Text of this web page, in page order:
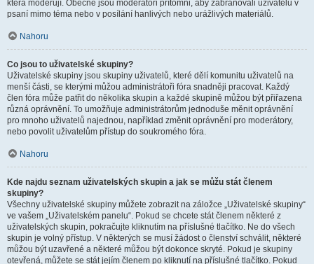
která moderují. Obecně jsou moderátoři přítomni, aby zabraňovali uživatelů v
psaní mimo téma nebo v posílání hanlivých nebo urážlivých materiálů.
Nahoru
Co jsou to uživatelské skupiny?
Uživatelské skupiny jsou skupiny uživatelů, které dělí komunitu uživatelů na
menší části, se kterými můžou administrátoři fóra snadněji pracovat. Každý
člen fóra může patřit do několika skupin a každé skupině můžou být přiřazena
různá oprávnění. To umožňuje administrátorům jednoduše měnit oprávnění
pro mnoho uživatelů najednou, například změnit oprávnění pro moderátory,
nebo povolit uživatelům přístup do soukromého fóra.
Nahoru
Kde najdu seznam uživatelských skupin a jak se můžu stát členem
skupiny?
Všechny uživatelské skupiny můžete zobrazit na záložce „Uživatelské skupiny“
ve vašem „Uživatelském panelu“. Pokud se chcete stát členem některé z
uživatelských skupin, pokračujte kliknutím na příslušné tlačítko. Ne do všech
skupin je volný přístup. V některých se musí žádost o členství schválit, některé
můžou být uzavřené a některé můžou být dokonce skryté. Pokud je skupiny
otevřená, můžete se stát jejím členem po kliknutí na příslušné tlačítko. Pokud